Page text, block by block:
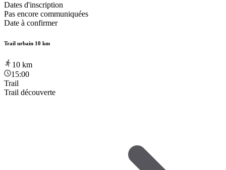
Dates d'inscription
Pas encore communiquées
Date à confirmer
Trail urbain 10 km
10 km
15:00
Trail
Trail découverte